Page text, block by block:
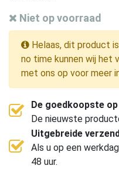
Niet op voorraad
Helaas, dit product
no time kunnen wij het
met ons op voor meer
De goedkoopste
De nieuwste
Uitgebreide
Als u op een
48 uur.